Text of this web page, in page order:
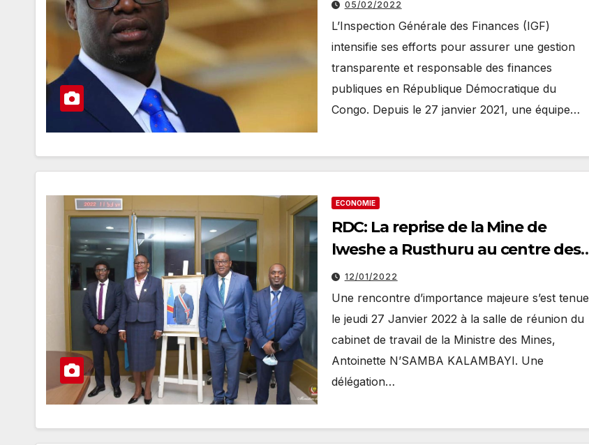
05/02/2022
L’Inspection Générale des Finances (IGF)
intensifie ses efforts pour assurer une gestion
transparente et responsable des finances
publiques en République Démocratique du
Congo. Depuis le 27 janvier 2021, une équipe…
ECONOMIE
RDC: La reprise de la Mine de
lweshe a Rusthuru au centre des
échanges entre la Ministre des
Mines et la délégation de la société
XIMEI ressource
12/01/2022
Une rencontre d’importance majeure s’est tenue
le jeudi 27 Janvier 2022 à la salle de réunion du
cabinet de travail de la Ministre des Mines,
Antoinette N’SAMBA KALAMBAYI. Une
délégation…